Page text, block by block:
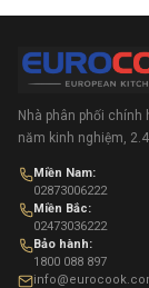
Nhà phân phối chính
năm kinh nghiệm,
Miền Nam:
02873006222
Miền Bắc:
02473036222
Bảo hành:
1800 088 897